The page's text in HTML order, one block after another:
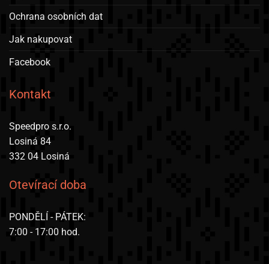
Ochrana osobních dat
Jak nakupovat
Facebook
Kontakt
Speedpro s.r.o.
Losiná 84
332 04 Losiná
Otevírací doba
PONDĚLÍ - PÁTEK:
7:00 - 17:00 hod.